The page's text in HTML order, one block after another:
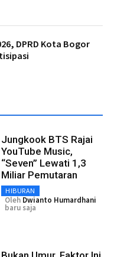
DPRD Kota Bogor
Jungkook BTS Rajai
YouTube Music,
“Seven” Lewati 1,3
Miliar Pemutaran
HIBURAN
Oleh Dwianto Humardhani
baru saja